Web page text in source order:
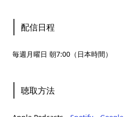
配信日程
毎週月曜日 朝7:00（日本時間）
聴取方法